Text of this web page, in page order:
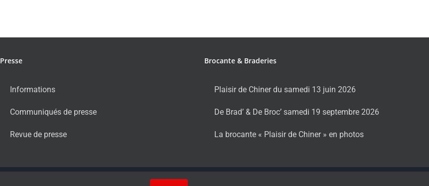
Presse
Informations
Communiqués de presse
Revue de presse
Brocante & Braderies
Plaisir de Chiner du samedi 13 juin 2026
De Brad’ & De Broc’ samedi 19 septembre 2026
La brocante « Plaisir de Chiner » en photos